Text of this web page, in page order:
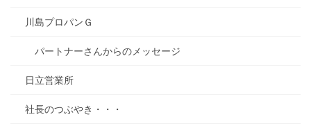
川島プロパンＧ
パートナーさんからのメッセージ
日立営業所
社長のつぶやき・・・